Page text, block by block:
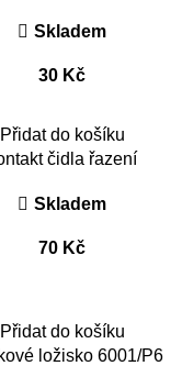
Skladem
30 Kč
Přidat do košíku
čidla řazení
Skladem
70 Kč
Přidat do košíku
ložisko 6001/P6